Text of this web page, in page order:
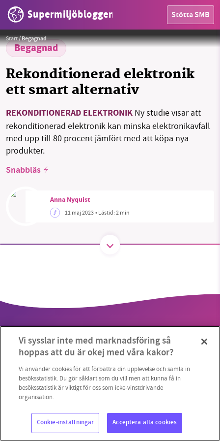
Supermiljöbloggen Stötta SMB
OMRÅDEN
MILJÖFAKTA
OM OSS
Sök Sparade inlägg Tipsa oss
Start/Begagnad
Begagnad
Rekonditionerad elektronik
ett smart alternativ
REKONDITIONERAD ELEKTRONIK Ny studie visar att
rekonditionerad elektronik kan minska elektronikavfall
med upp till 80 procent jämfört med att köpa nya
produkter.
Snabbläs
Anna Nyquist
11 maj 2023• Lästid:2 min
Foto:Firmbee / Pixabay
Copyright 2023 © Supermiljöbloggen Cookieinställningar
nyhetsbevakning och granskningar. Nu vill vi
utveckla vårt arbete – och vi hoppas att du
vill hjälpa oss.
Stötta vårt arbete genom att swisha en slant till
1231368703
Läs vad vi vill göra
Vi sysslar inte med marknadsföring så
hoppas att du är okej med våra kakor?
Vi använder cookies för att förbättra din upplevelse och samla in
besöksstatistik. Du gör såklart som du vill men att kunna få in
besöksstatistik är viktigt för oss som icke-vinstdrivande
organisation.
Cookie-inställningar Acceptera alla cookies